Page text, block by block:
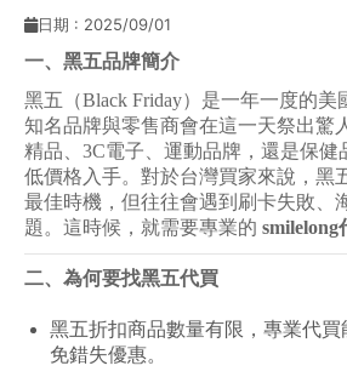
最新公告
聯絡方式
日期 : 2025/09/01
一、黑五品牌簡介
黑五（Black Friday）是一年一度的
知名品牌與零售商會在這一天祭出驚
精品、3C電子、運動品牌，還是保健
低價格入手。對於台灣買家來說，黑
最佳時機，但往往會遇到刷卡失敗、
題。這時候，就需要專業的 smilelong
二、為何要找黑五代買
黑五折扣商品數量有限，專業代買
免錯失優惠。